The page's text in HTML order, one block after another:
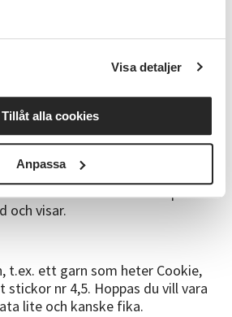
Visa detaljer
Tillåt alla cookies
Anpassa
scarf, design av PetiteKnit,
snabbt med bara räta maskor. Kul
sticka, beskriver det nästan
…..men tålamodet är inte det
sådant som blir snabbt
stickare är min kompis
och visar.
t.ex. ett garn som heter Cookie,
stickor nr 4,5. Hoppas du vill vara
lite och kanske fika.